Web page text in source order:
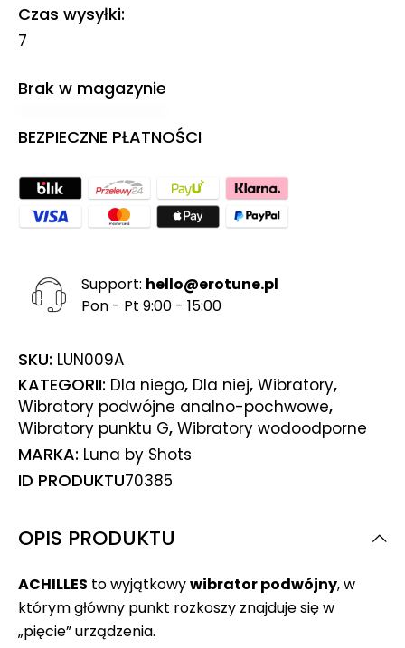
Czas wysyłki
7
Brak w magazynie
BEZPIECZNE PŁATNOŚCI
Support: hello@erotune.pl
Pon - Pt 9:00 - 15:00
SKU: LUN009A
KATEGORII: Dla niego, Dla niej, Wibratory,
Wibratory podwójne analno-pochwowe,
Wibratory punktu G, Wibratory wodoodporne
MARKA: Luna by Shots
ID PRODUKTU70385
OPIS PRODUKTU
ACHILLES to wyjątkowywibrator podwójny, w
którym główny punkt rozkoszy znajduje się w
„pięcie” urządzenia.